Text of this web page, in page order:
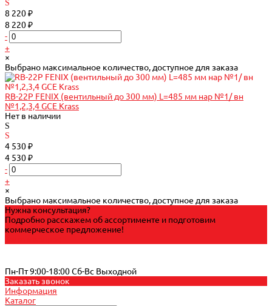
8 220 ₽
8 220 ₽
-
+
×
Выбрано максимальное количество, доступное для заказа
RB-22Р FENIX (вентильный до 300 мм) L=485 мм нар №1/ вн
№1,2,3,4 GCE Krass
Нет в наличии
4 530 ₽
4 530 ₽
-
+
×
Выбрано максимальное количество, доступное для заказа
Нужна консультация?
Подробно расскажем об ассортименте и подготовим
коммерческое предложение!
Пн-Пт 9:00-18:00 Cб-Вс Выходной
Заказать звонок
Информация
Каталог